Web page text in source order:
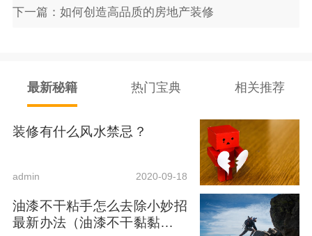
下一篇：如何创造高品质的房地产装修
最新秘籍 热门宝典 相关推荐
装修有什么风水禁忌？
admin 2020-09-18
油漆不干粘手怎么去除小妙招
最新办法（油漆不干黏黏的怎